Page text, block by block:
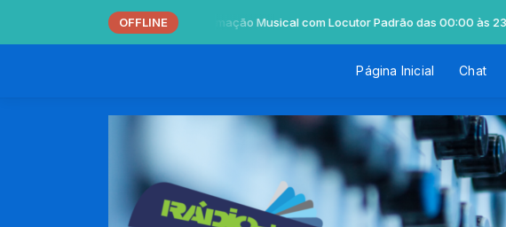
OFFLINE Programação Musical com Locutor Padrão das 00:00 às
Página Inicial Chat